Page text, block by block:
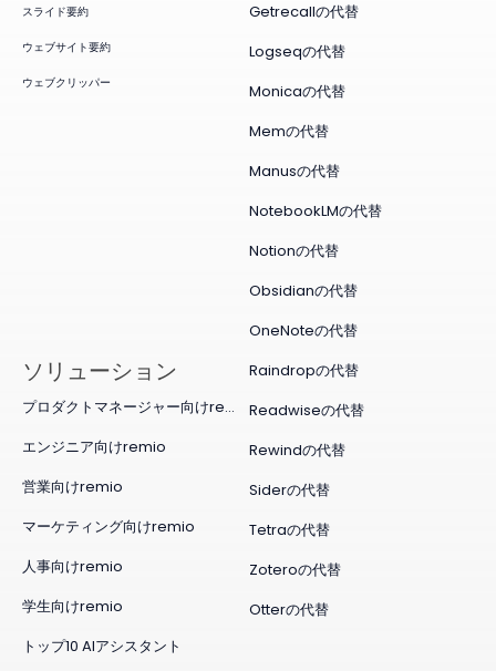
スライド要約
ウェブサイト要約
ウェブクリッパー
Getrecallの代替
Logseqの代替
Monicaの代替
Memの代替
Manusの代替
NotebookLMの代替
Notionの代替
Obsidianの代替
OneNoteの代替
Raindropの代替
Readwiseの代替
Rewindの代替
Siderの代替
Tetraの代替
Zoteroの代替
Otterの代替
ソリューション
プロダクトマネージャー向けremio
エンジニア向けremio
営業向けremio
マーケティング向けremio
人事向けremio
学生向けremio
トップ10 AIアシスタント